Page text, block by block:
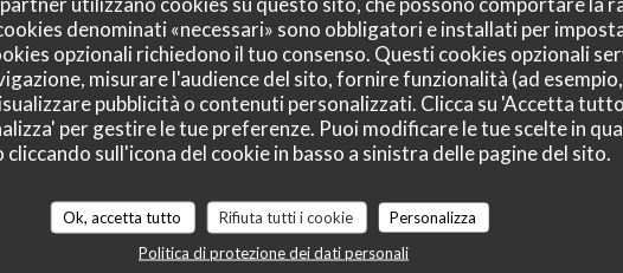
denominati «necessari» sono obbligatori e installati per
opzionali richiedono il tuo consenso. Questi cookies opzionali
misurare l'audience del sito, fornire funzionalità (ad
pubblicità o contenuti personalizzati. Clicca su 'Accetta
per gestire le tue preferenze. Puoi modificare le tue scelte in
cliccando sull'icona del cookie in basso a sinistra delle pagine del sito.
Ok, accetta tutto Rifiuta tutti i cookie
Personalizza
Politica di protezione dei dati personali
Nettes freundliches Personal Wir kommen gerne wieder
Servizio: 5/5 Atmosfera: 5/5 Cucina: 5/5 Qualità / Prezzo:5 /5
Excellent rapport qualité prix